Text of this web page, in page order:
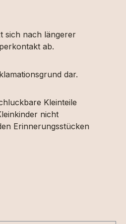
sich nach längerer
ab.
dar.
Kleinteile
nicht
Erinnerungsstücken